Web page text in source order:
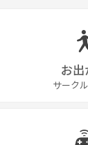
お出
サーク